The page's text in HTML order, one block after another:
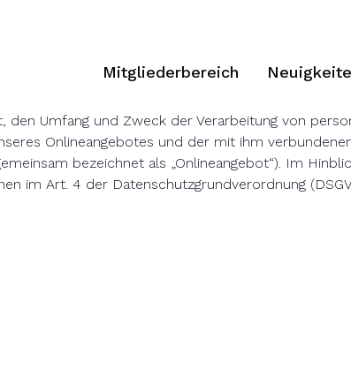
Mitgliederbereich
Umfang und Zweck der Verarbeitung von
Onlineangebotes und der mit ihm
bezeichnet als „Onlineangebot“). Im
im Art. 4 der Datenschutzgrundverordnung